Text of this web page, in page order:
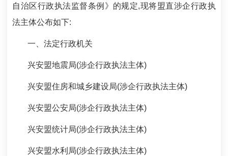
自治区行政执法监督条例》的规定,现将盟直涉企行政执
法主体公布如下:
一、法定行政机关
兴安盟地震局(涉企行政执法主体)
兴安盟住房和城乡建设局(涉企行政执法主体)
兴安盟公安局(涉企行政执法主体)
兴安盟统计局(涉企行政执法主体)
兴安盟水利局(涉企行政执法主体)